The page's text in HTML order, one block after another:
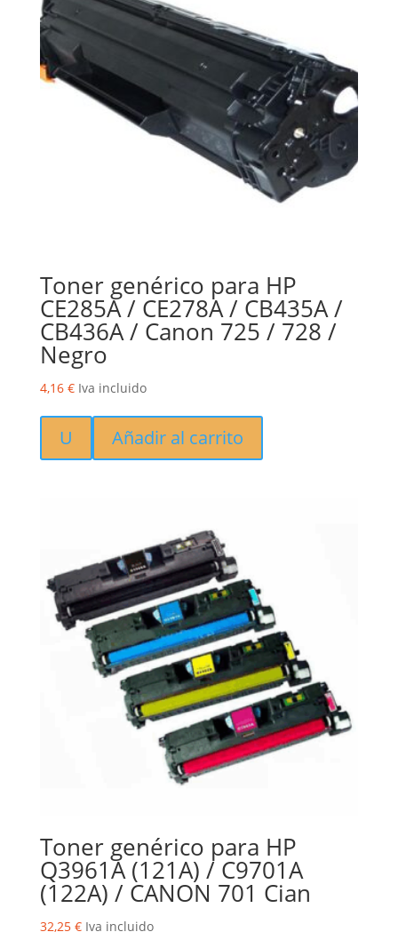
Toner genérico para HP
CE285A / CE278A / CB435A /
CB436A / Canon 725 / 728 /
Negro
4,16 € Iva incluido
U Añadir al carrito
Toner genérico para HP
Q3961A (121A) / C9701A
(122A) / CANON 701 Cian
32,25 € Iva incluido